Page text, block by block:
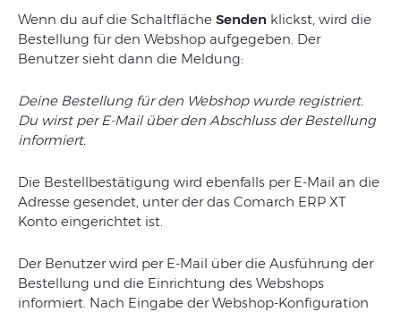
Wenn du auf die Schaltfläche Senden klickst, wird die
Bestellung für den Webshop aufgegeben. Der
Benutzer sieht dann die Meldung:
Deine Bestellung für den Webshop wurde registriert.
Du wirst per E-Mail über den Abschluss der Bestellung
informiert.
Die Bestellbestätigung wird ebenfalls per E-Mail an die
Adresse gesendet, unter der das Comarch ERP XT
Konto eingerichtet ist.
Der Benutzer wird per E-Mail über die Ausführung der
Bestellung und die Einrichtung des Webshops
informiert. Nach Eingabe der Webshop-Konfiguration